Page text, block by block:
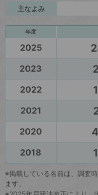
主なよみ
年度
2025
2023
2022
2021
2020
2018
※掲載している名前は、調査
ます。